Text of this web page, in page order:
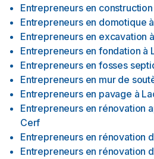
Entrepreneurs en construction
Entrepreneurs en domotique à
Entrepreneurs en excavation à
Entrepreneurs en fondation à
Entrepreneurs en fosses
Entrepreneurs en mur de
Entrepreneurs en pavage à
Entrepreneurs en rénovation
Cerf
Entrepreneurs en rénovation
Entrepreneurs en rénovation